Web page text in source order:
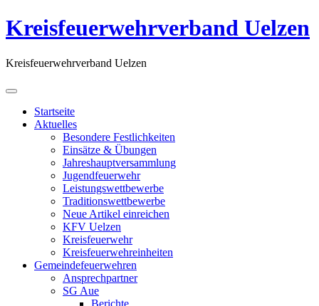
Kreisfeuerwehrverband Uelzen
Kreisfeuerwehrverband Uelzen
Startseite
Aktuelles
Besondere Festlichkeiten
Einsätze & Übungen
Jahreshauptversammlung
Jugendfeuerwehr
Leistungswettbewerbe
Traditionswettbewerbe
Neue Artikel einreichen
KFV Uelzen
Kreisfeuerwehr
Kreisfeuerwehreinheiten
Gemeindefeuerwehren
Ansprechpartner
SG Aue
Berichte